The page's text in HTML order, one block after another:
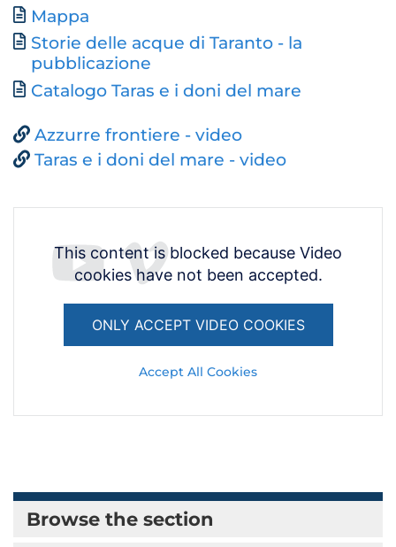
Mappa
Storie delle acque di Taranto - la
pubblicazione
Catalogo Taras e i doni del mare
Azzurre frontiere - video
Taras e i doni del mare - video
This content is blocked because Video
cookies have not been accepted.
ONLY ACCEPT VIDEO COOKIES
Accept All Cookies
Browse the section